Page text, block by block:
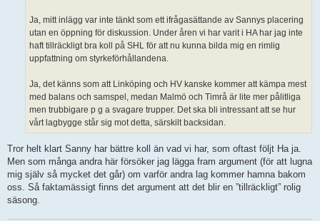
Ja, mitt inlägg var inte tänkt som ett ifrågasättande av Sannys placering
utan en öppning för diskussion. Under åren vi har varit i HA har jag inte
haft tillräckligt bra koll på SHL för att nu kunna bilda mig en rimlig
uppfattning om styrkeförhållandena.
Ja, det känns som att Linköping och HV kanske kommer att kämpa mest
med balans och samspel, medan Malmö och Timrå är lite mer pålitliga
men trubbigare p g a svagare trupper. Det ska bli intressant att se hur
vårt lagbygge står sig mot detta, särskilt backsidan.
Tror helt klart Sanny har bättre koll än vad vi har, som oftast följt Ha ja.
Men som många andra här försöker jag lägga fram argument (för att lugna
mig själv så mycket det går) om varför andra lag kommer hamna bakom
oss. Så faktamässigt finns det argument att det blir en ”tillräckligt” rolig
säsong.